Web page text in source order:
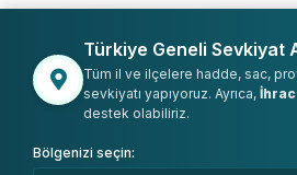
Türkiye Geneli Sevkiyat
Tüm il ve ilçelere hadde, sac,
sevkiyatı yapıyoruz. Ayrıca,
destek olabiliriz.
Bölgenizi seçin: